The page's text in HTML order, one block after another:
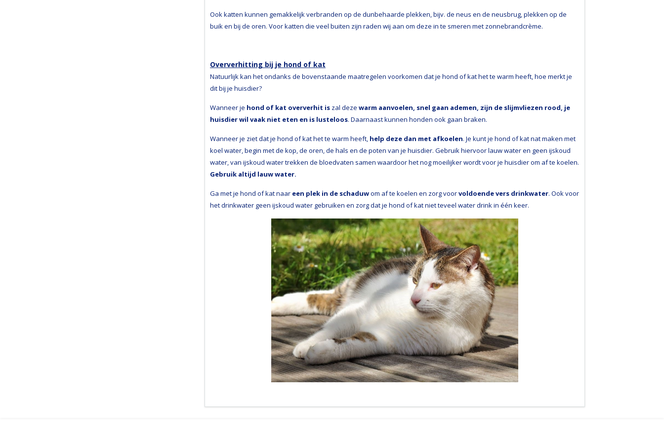
Ook katten kunnen gemakkelijk verbranden op de dunbehaarde plekken, bijv. de neus en de neusbrug, plekken op de
buik en bij de oren. Voor katten die veel buiten zijn raden wij aan om deze in te smeren met zonnebrandcrème.
Oververhitting bij je hond of kat
Natuurlijk kan het ondanks de bovenstaande maatregelen voorkomen dat je hond of kat het te warm heeft, hoe merkt je
dit bij je huisdier?
Wanneer je hond of kat oververhit is zal deze warm aanvoelen, snel gaan ademen, zijn de slijmvliezen rood, je
huisdier wil vaak niet eten en is lusteloos. Daarnaast kunnen honden ook gaan braken.
Wanneer je ziet dat je hond of kat het te warm heeft, help deze dan met afkoelen. Je kunt je hond of kat nat maken met
koel water, begin met de kop, de oren, de hals en de poten van je huisdier. Gebruik hiervoor lauw water en geen ijskoud
water, van ijskoud water trekken de bloedvaten samen waardoor het nog moeilijker wordt voor je huisdier om af te koelen.
Gebruik altijd lauw water.
Ga met je hond of kat naar een plek in de schaduwom af te koelen en zorg voorvoldoende vers drinkwater. Ook voor
het drinkwater geen ijskoud water gebruiken en zorg dat je hond of kat niet teveel water drink in één keer.